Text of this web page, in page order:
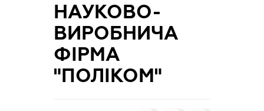
НАУКОВО-
ВИРОБНИЧА
ФІРМА
"ПОЛІКОМ"